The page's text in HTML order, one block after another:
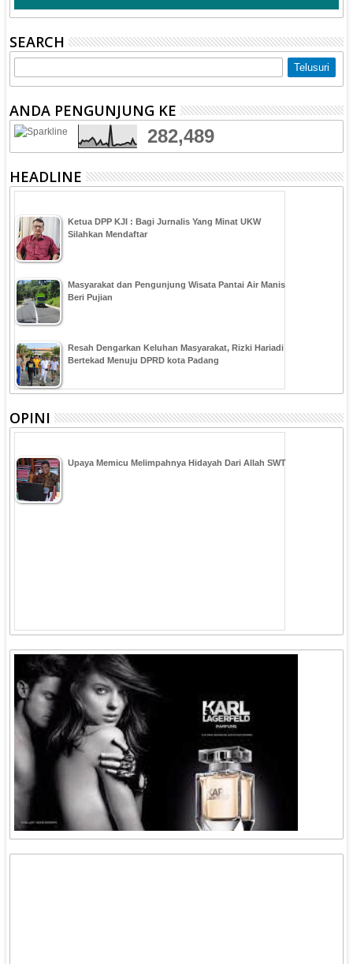
SEARCH
ANDA PENGUNJUNG KE
282,489
HEADLINE
Ketua DPP KJI : Bagi Jurnalis Yang Minat UKW
Silahkan Mendaftar
Masyarakat dan Pengunjung Wisata Pantai Air Manis
Beri Pujian
Resah Dengarkan Keluhan Masyarakat, Rizki Hariadi
Bertekad Menuju DPRD kota Padang
OPINI
Upaya Memicu Melimpahnya Hidayah Dari Allah SWT